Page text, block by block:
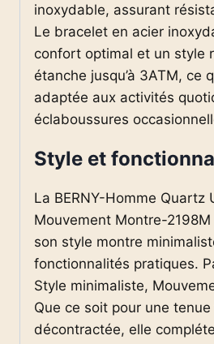
inoxydable, assurant
Le bracelet en acier
confort optimal et un style
étanche jusqu’à 3ATM, ce
adaptée aux activités
éclaboussures
Style et
La BERNY-Homme Quartz
Mouvement Montre-
son style montre
fonctionnalités pratiques.
Style minimaliste,
Que ce soit pour une
décontractée, elle